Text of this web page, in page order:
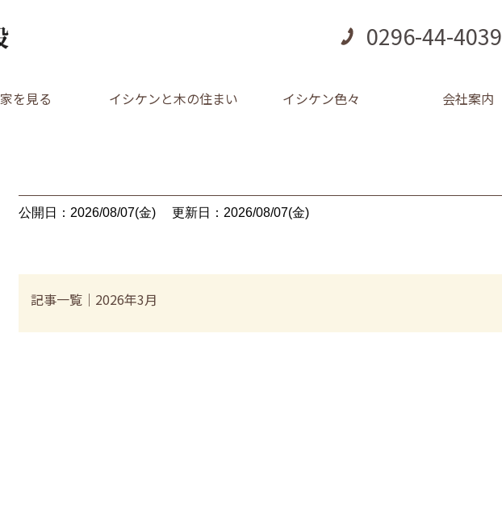
0296-44-4039
家を見る イシケンと木の住まい イシケン色々 会社案内
公開日：2026/08/07(金) 更新日：2026/08/07(金)
記事一覧｜2026年3月